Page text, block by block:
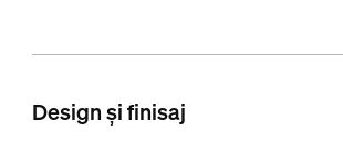
Design și finisaj